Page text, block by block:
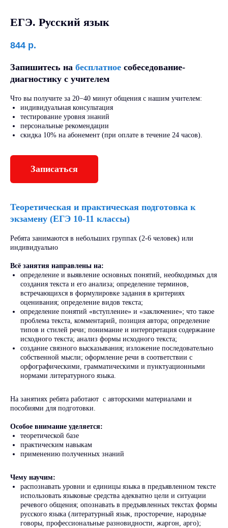
ЕГЭ. Русский язык
844 р.
Запишитесь на бесплатное собеседование-
диагностику с учителем
Что вы получите за 20−40 минут общения с нашим учителем:
индивидуальная консультация
тестирование уровня знаний
персональные рекомендации
скидка 10% на абонемент (при оплате в течение 24 часов).
Записаться
Теоретическая и практическая подготовка к
экзамену (ЕГЭ 10-11 классы)
Ребята занимаются в небольших группах (2-6 человек) или
индивидуально
Всё занятия направлены на:
определение и выявление основных понятий, необходимых для
создания текста и его анализа; определение терминов,
встречающихся в формулировке задания в критериях
оценивания; определение видов текста;
определение понятий «вступление» и «заключение»; что такое
проблема текста, комментарий, позиция автора; определение
типов и стилей речи; понимание и интерпретация содержание
исходного текста; анализ формы исходного текста;
создание связного высказывания; изложение последовательно
собственной мысли; оформление речи в соответствии с
орфографическими, грамматическими и пунктуационными
нормами литературного языка.
На занятиях ребята работают с авторскими материалами и
пособиями для подготовки.
Особое внимание уделяется:
теоретической базе
практическим навыкам
применению полученных знаний
Чему научим:
распознавать уровни и единицы языка в предъявленном тексте
использовать языковые средства адекватно цели и ситуации
речевого общения; опознавать в предъявленных текстах формы
русского языка (литературный язык, просторечие, народные
говоры, профессиональные разновидности, жаргон, арго);